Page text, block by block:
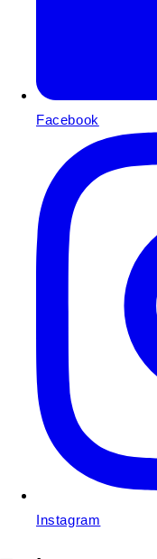
Facebook
Instagram